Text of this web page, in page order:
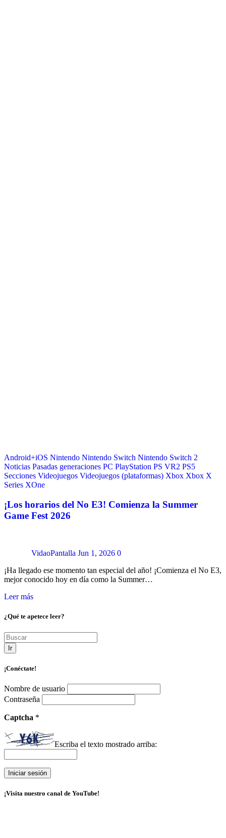
Android+iOS Nintendo Nintendo Switch Nintendo Switch 2
Noticias Pasadas generaciones PC PlayStation PS VR2 PS5
Secciones Videojuegos Videojuegos (plataformas) Xbox Xbox X
Series XOne
¡Los horarios del No E3! Comienza la Summer
Game Fest 2026
VidaoPantalla Jun 1, 2026 0
¡Ha llegado ese momento tan especial del año! ¡Comienza el No E3,
mejor conocido hoy en día como la Summer…
Leer más
¿Qué te apetece leer?
Ir
¡Conéctate!
Nombre de usuario
Contraseña
Captcha *
Escriba el texto mostrado arriba:
¡Visita nuestro canal de YouTube!